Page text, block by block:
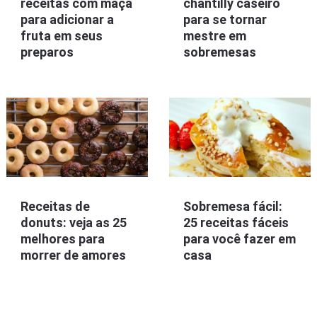
receitas com maçã
para adicionar a
fruta em seus
preparos
chantilly caseiro
para se tornar
mestre em
sobremesas
Receitas de
donuts: veja as 25
melhores para
morrer de amores
Sobremesa fácil:
25 receitas fáceis
para você fazer em
casa